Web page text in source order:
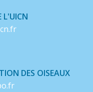
L'UICN
DES OISEAUX